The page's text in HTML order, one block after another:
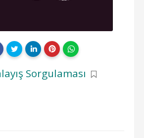
Sorgulaması